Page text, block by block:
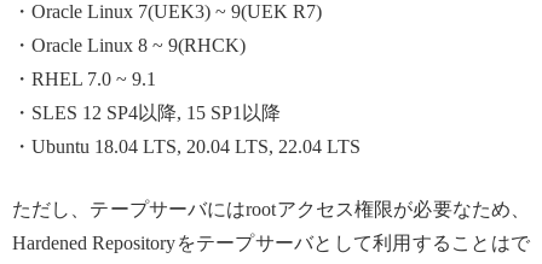
・Oracle Linux 7(UEK3) ~ 9(UEK R7)
・Oracle Linux 8 ~ 9(RHCK)
・RHEL 7.0 ~ 9.1
・SLES 12 SP4以降, 15 SP1以降
・Ubuntu 18.04 LTS, 20.04 LTS, 22.04 LTS
ただし、テープサーバにはrootアクセス権限が必要なため、
Hardened Repositoryをテープサーバとして利用することはで